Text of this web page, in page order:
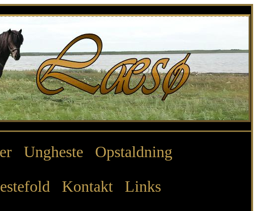
Ungheste
Opstaldning
Kontakt Links